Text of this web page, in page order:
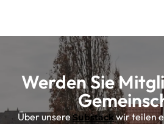
Werden Sie
Über unsereSubstackwir teilen